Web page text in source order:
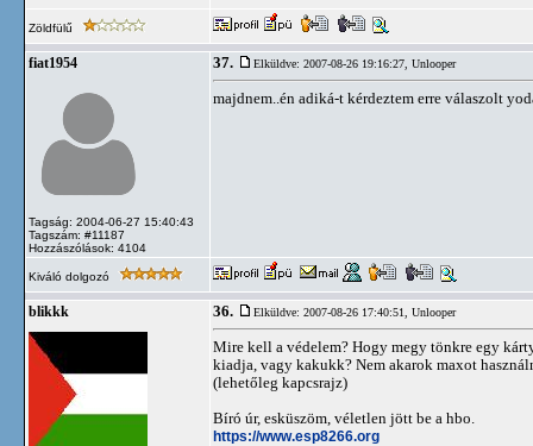
Zöldfülű
fiat1954
Tagság: 2004-06-27 15:40:43
Tagszám: #11187
Hozzászólások: 4104
37. Elküldve: 2007-08-26 19:16:27, Unlooper
majdnem..én adiká-t kérdeztem erre válaszolt
Kiváló dolgozó
blikkk 36. Elküldve: 2007-08-26 17:40:51, Unlooper
Mire kell a védelem? Hogy megy tönkre egy
kiadja, vagy kakukk? Nem akarok maxot
(lehetőleg kapcsrajz)
Bíró úr, esküszöm, véletlen jött be a hbo.
https://www.esp8266.org